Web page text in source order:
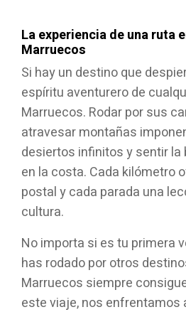
La experiencia de una ruta
Marruecos
Si hay un destino que
espíritu aventurero de
Marruecos. Rodar por sus
atravesar montañas
desiertos infinitos y sentir la
en la costa. Cada kilómetro
postal y cada parada una
cultura.
No importa si es tu primera
has rodado por otros
Marruecos siempre
este viaje, nos enfrentamos